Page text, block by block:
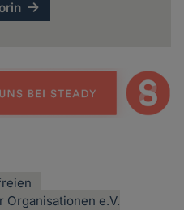
Organisationen e.V.